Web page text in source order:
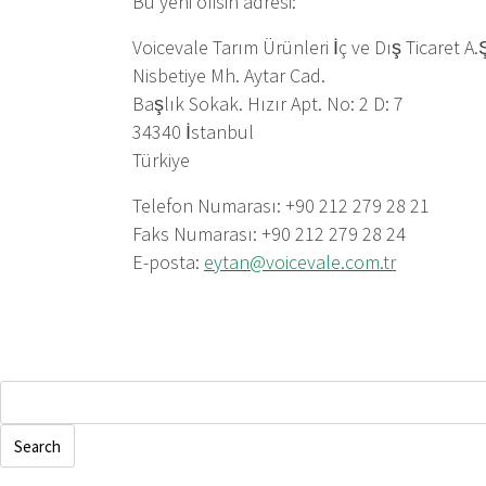
Voicevale Tarım Ürünleri İç ve Dış Ticaret
Nisbetiye Mh. Aytar Cad.
Başlık Sokak. Hızır Apt. No: 2 D: 7
34340 İstanbul
Türkiye
Telefon Numarası: +90 212 279 28 21
Faks Numarası: +90 212 279 28 24
E-posta: eytan@voicevale.com.tr
for: